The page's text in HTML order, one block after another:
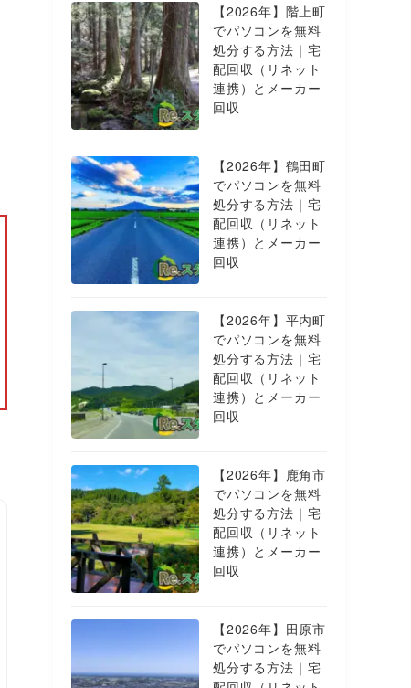
【2026年】階上町
でパソコンを無料
処分する方法｜宅
配回収（リネット
連携）とメーカー
回収
【2026年】鶴田町
でパソコンを無料
処分する方法｜宅
配回収（リネット
連携）とメーカー
回収
【2026年】平内町
でパソコンを無料
処分する方法｜宅
配回収（リネット
連携）とメーカー
回収
【2026年】鹿角市
でパソコンを無料
処分する方法｜宅
配回収（リネット
連携）とメーカー
回収
【2026年】田原市
でパソコンを無料
処分する方法｜宅